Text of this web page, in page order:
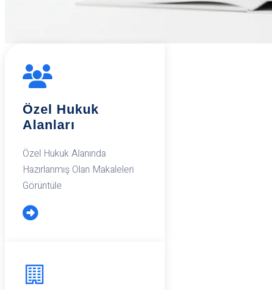
Özel Hukuk
Alanları
Özel Hukuk Alanında
Hazırlanmış Olan Makaleleri
Görüntüle